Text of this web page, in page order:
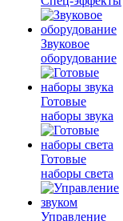
Звуковое
оборудование
Готовые
наборы звука
Готовые
наборы света
Управление